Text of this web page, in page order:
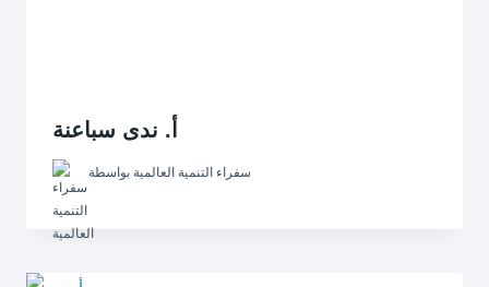
أ. ندى سباعنة
بواسطة سفراء التنمية العالمية